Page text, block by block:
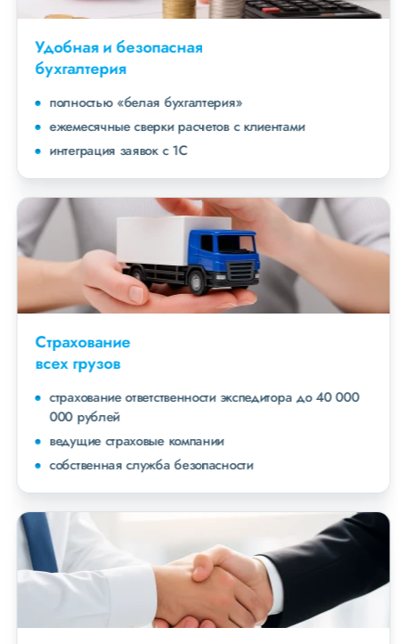
Удобная и безопасная
бухгалтерия
полностью «белая бухгалтерия»
ежемесячные сверки расчетов с клиентами
интеграция заявок с 1С
Страхование
всех грузов
страхование ответственности экспедитора до 40 000
000 рублей
ведущие страховые компании
собственная служба безопасности